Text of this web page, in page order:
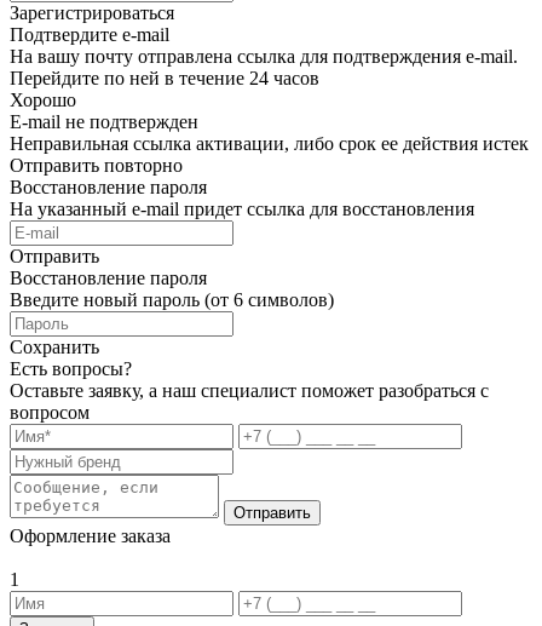
Зарегистрироваться
Подтвердите e-mail
На вашу почту отправлена ссылка для подтверждения e-mail.
Перейдите по ней в течение 24 часов
Хорошо
E-mail не подтвержден
Неправильная ссылка активации, либо срок ее действия истек
Отправить повторно
Восстановление пароля
На указанный e-mail придет ссылка для восстановления
Отправить
Восстановление пароля
Введите новый пароль (от 6 символов)
Сохранить
Есть вопросы?
Оставьте заявку, а наш специалист поможет разобраться с
вопросом
Отправить
Оформление заказа
1